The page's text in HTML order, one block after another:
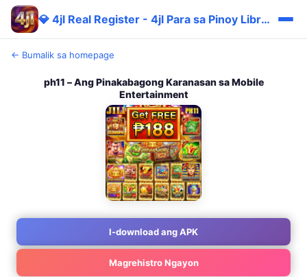
💎 4jl Real Register - 4jl Para sa Pinoy Libre 🔥
← Bumalik sa homepage
ph11 – Ang Pinakabagong Karanasan sa Mobile
Entertainment
I-download ang APK
Magrehistro Ngayon